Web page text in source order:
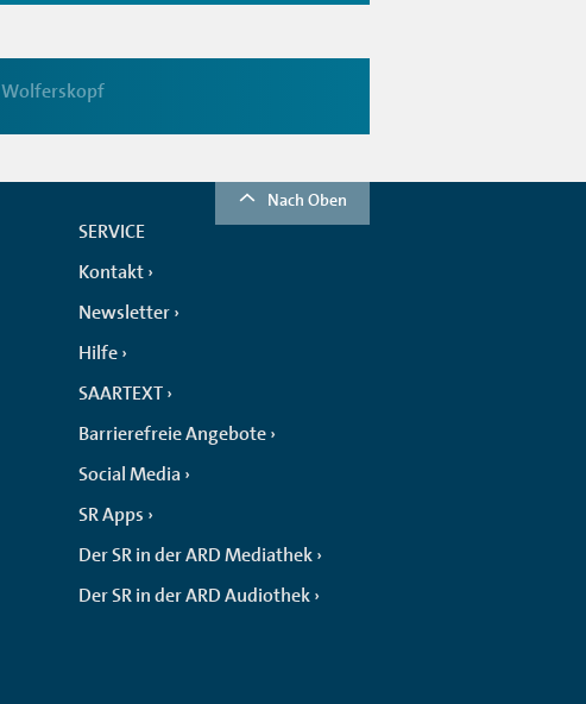
Wolferskopf
Nach Oben
SERVICE
Kontakt
Newsletter
Hilfe
SAARTEXT
Barrierefreie Angebote
Social Media
SR Apps
Der SR in der ARD Mediathek
Der SR in der ARD Audiothek